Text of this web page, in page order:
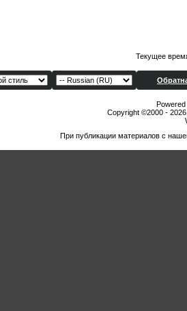
Текущее
Copyright ©2000 -
При публикации материалов с